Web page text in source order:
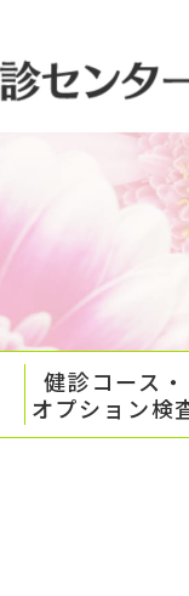
健診コース・
オプション検